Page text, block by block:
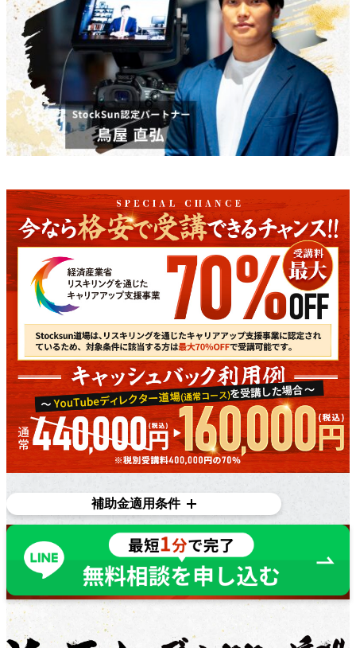
補助金適用条件
対象条件
在職者であり、​雇用主の​変更を​伴う​転職を​目指している
方で​あれば、​正社員、​契約・派遣社員、​パートや​アルバ
イトの​方など、​幅広く​ご利用いただけます。詳しくは無
料個別相談にてご相談ください。